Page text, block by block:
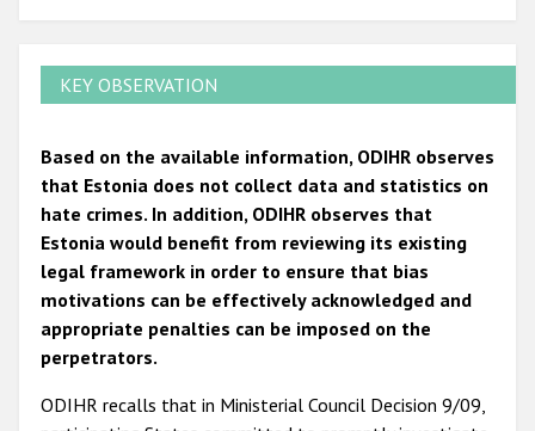
KEY OBSERVATION
Based on the available information, ODIHR observes
that Estonia does not collect data and statistics on
hate crimes. In addition, ODIHR observes that
Estonia would benefit from reviewing its existing
legal framework in order to ensure that bias
motivations can be effectively acknowledged and
appropriate penalties can be imposed on the
perpetrators.
ODIHR recalls that in Ministerial Council Decision 9/09,